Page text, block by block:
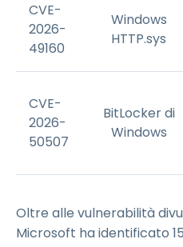
CVE-
2026-
49160
Windows
HTTP.sys
CVE-
2026-
50507
BitLocker di
Windows
Oltre alle vulnerabilità
Microsoft ha identificato